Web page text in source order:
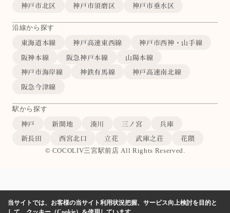
神戸市北区
神戸市須磨区 神戸市垂水区
沿線から探す
東海道本線 神戸高速東西線
神戸市西神・山手線
阪神本線
阪急神戸本線
山陽本線
神戸市海岸線
神鉄有馬線
神戸高速南北線
阪急今津線
駅から探す
神戸 新開地 湊川 三ノ宮
兵庫
新長田
西宮北口 立花 武庫之荘 花隈
© COCOLIV三宮駅前店 All Rights Reserved.
当サイトでは、お客様の当サイト利用状況把握、サービス向上検討を目的と